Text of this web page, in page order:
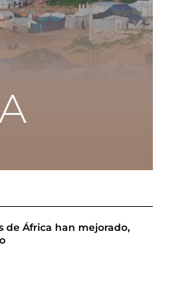
de África han mejorado,